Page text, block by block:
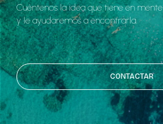
Cuéntenos la idea que tiene en mente
y le ayudaremos a encontrarla.
CONTACTAR